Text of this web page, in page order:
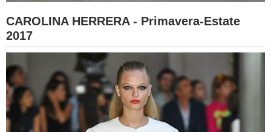
CAROLINA HERRERA - Primavera-Estate
2017